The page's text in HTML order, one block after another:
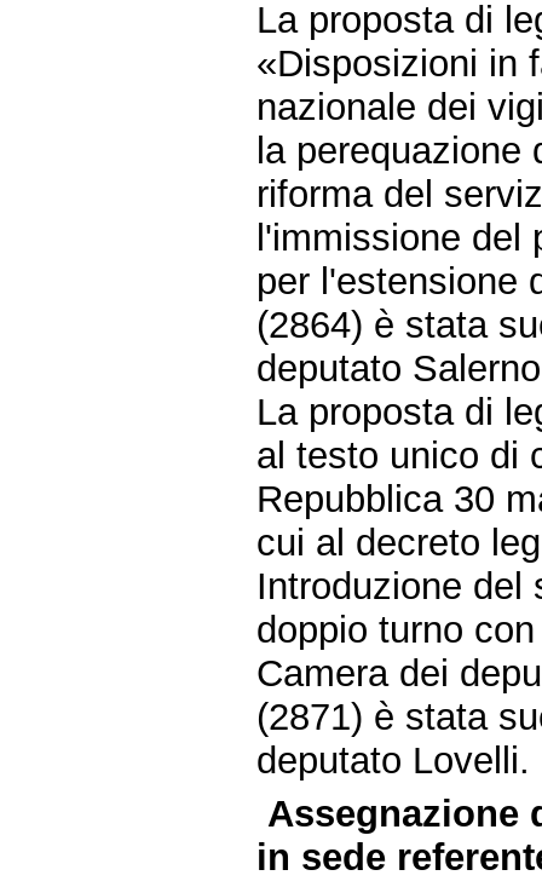
La proposta di
«Disposizioni in
nazionale dei
la perequazione
riforma del
l'immissione del
per l'estensione
(2864) è stata
deputato
La proposta di
al testo unico di
Repubblica 30
cui al decreto
Introduzione del
doppio turno
Camera dei
(2871) è stata
deputato Lovelli.
Assegnazione
in sede